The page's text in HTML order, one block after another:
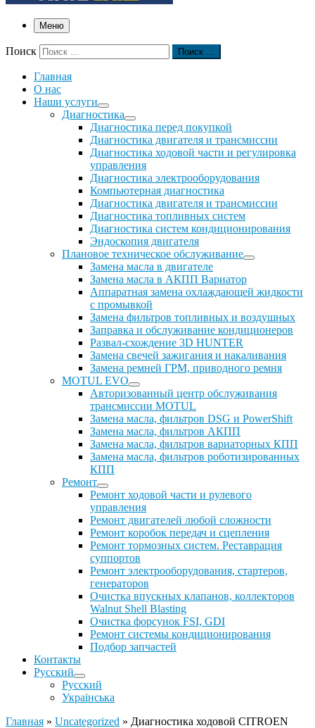
Меню
Поиск Поиск …
Главная
О нас
Наши услуги
Диагностика
Диагностика перед покупкой
Диагностика двигателя и трансмиссии
Диагностика ходовой части и регулировка
управления
Диагностика электрооборудования
Компьютерная диагностика
Диагностика двигателя и трансмиссии
Диагностика топливных систем
Диагностика систем кондиционирования
Эндоскопия двигателя
Плановое техническое обслуживание
Замена масла в двигателе
Замена масла в АКПП Вариатор
Аппаратная замена охлаждающей жидкости
с промывкой
Замена фильтров топливных и воздушных
Заправка и обслуживание кондиционеров
Развал-схождение 3D HUNTER
Замена свечей зажигания и накаливания
Замена ремней ГРМ, приводного ремня
MOTUL EVO
Авторизованный центр обслуживания
трансмиссии MOTUL
Замена масла, фильтров DSG и PowerShift
Замена масла, фильтров АКПП
Замена масла, фильтров вариаторных КПП
Замена масла, фильтров роботизированных
КПП
Ремонт
Ремонт ходовой части и рулевого
управления
Ремонт двигателей любой сложности
Ремонт коробок передач и сцепления
Ремонт тормозных систем. Реставрация
суппортов
Ремонт электрооборудования, стартеров,
генераторов
Очистка впускных клапанов, коллекторов
Walnut Shell Blasting
Очистка форсунок FSI, GDI
Ремонт системы кондиционирования
Подбор запчастей
Контакты
Русский
Русский
Українська
Главная » Uncategorized » Диагностика ходовой CITROEN